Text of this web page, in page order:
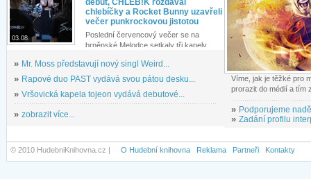
03.08.
debut, CHLEB!K rozdával
chlebíčky a Rocket Bunny uzavřeli
večer punkrockovou jistotou
Poslední červencový večer se na
brněnské Melodce setkaly tři kapely...
» Mr. Moss představují nový singl Weird...
» Rapové duo PAST vydává svou pátou desku...
» Vršovická kapela tojeon vydává debutové...
» zobrazit více...
Víme, jak je těžké pro
prorazit do médií a tím
» Podporujeme
» Zadání profilu
© 2010 HudebniKnihovna.cz | O Hudební knihovna Reklama Partneři Kontakty